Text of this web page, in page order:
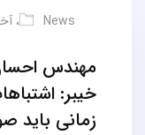
News
،
مهندس
خیبر:
زمانی باید